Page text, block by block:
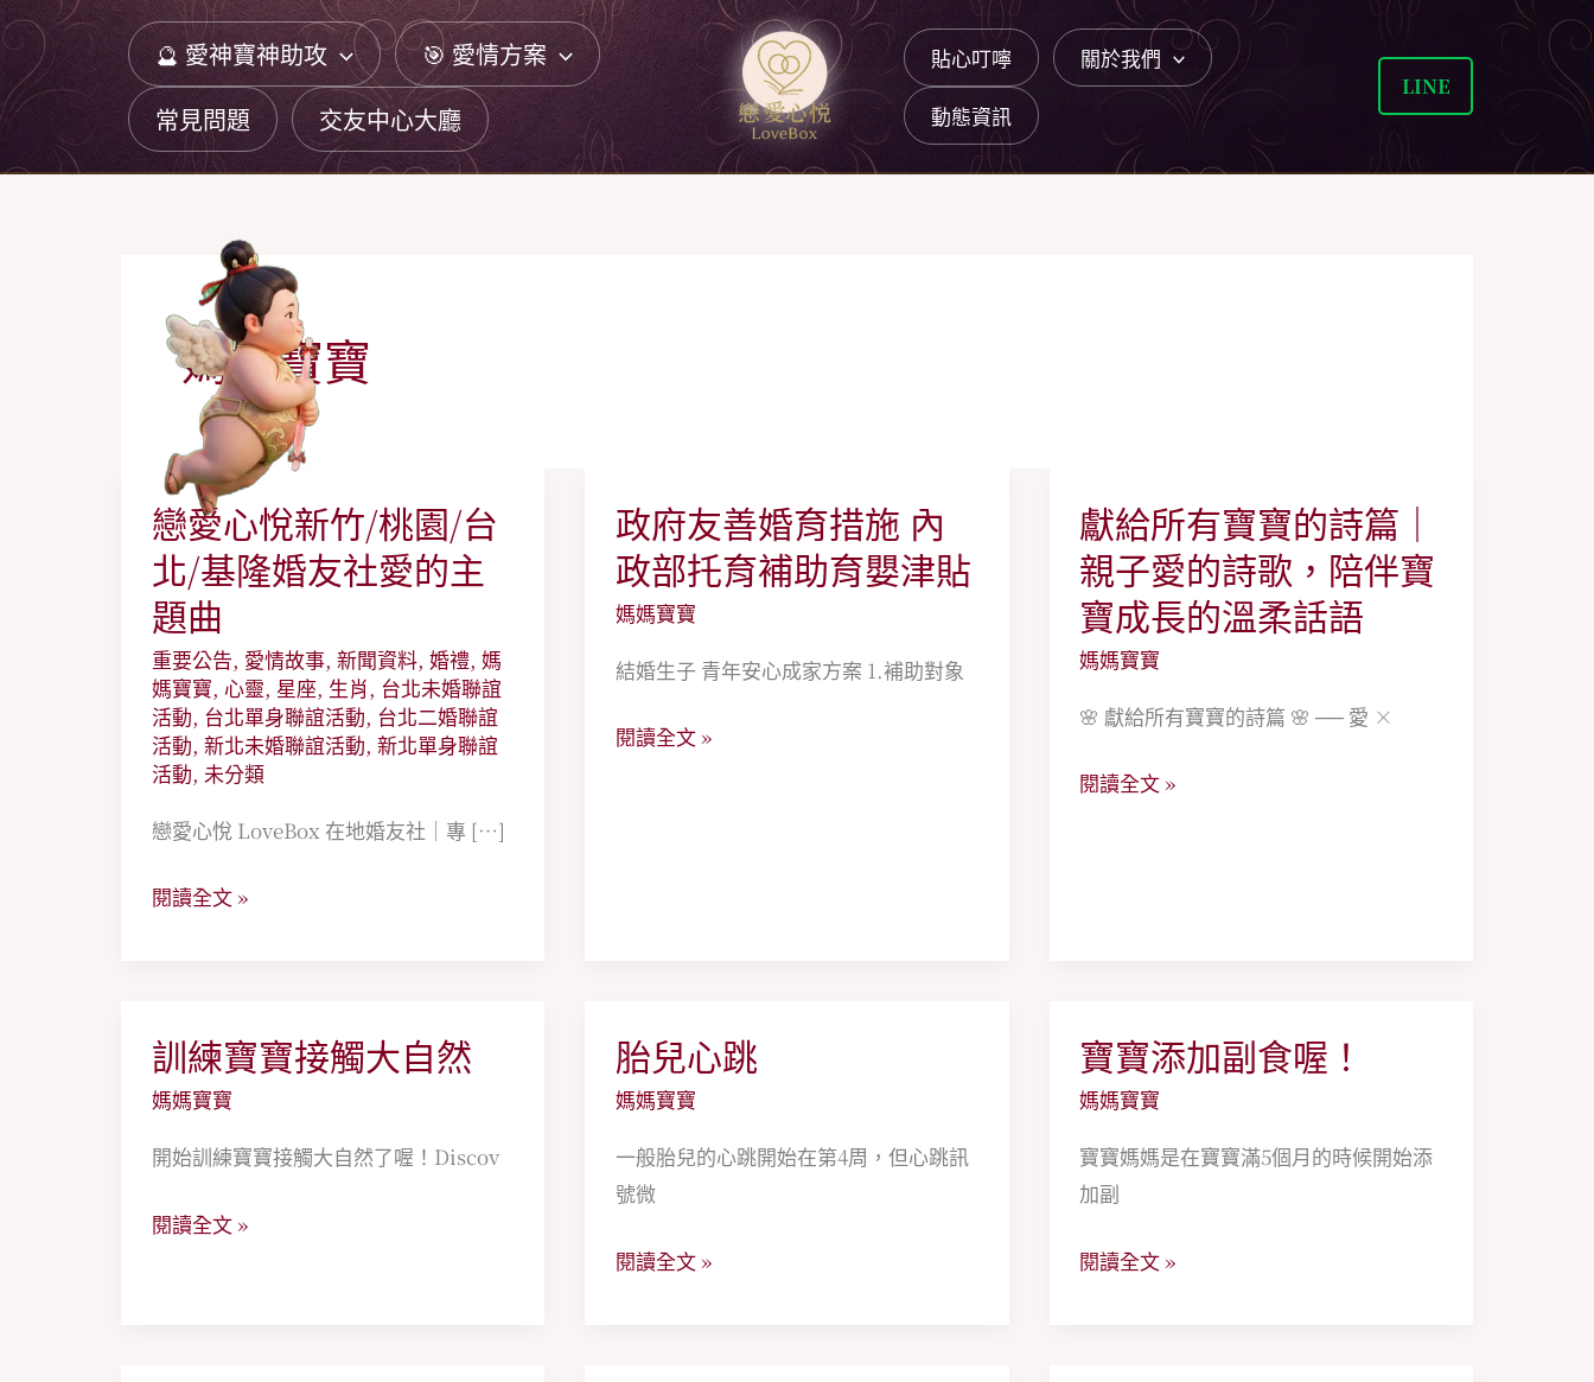
跳
至
主
要
內
🔮 愛神寶神助攻
🎯 愛情方案
常見問題
交友中心大廳
貼心叮嚀
關於我們
動態資訊
LINE
媽媽寶寶
戀愛心悅新竹/桃園/台
北/基隆婚友社愛的主
題曲
重要公告, 愛情故事, 新聞資料, 婚禮, 媽
媽寶寶, 心靈, 星座, 生肖, 台北未婚聯誼
活動, 台北單身聯誼活動, 台北二婚聯誼
活動, 新北未婚聯誼活動, 新北單身聯誼
活動, 未分類
戀愛心悅 LoveBox 在地婚友社｜專 […]
戀
愛
心
悅
新
竹/
桃
園/
北/
基
愛
的
主
曲
閱讀全文 »
政府友善婚育措施 內
政部托育補助育嬰津貼
媽媽寶寶
結婚生子 青年安心成家方案 1.補助對象
政
府
友
善
婚
措
育
嬰
貼
閱讀全文 »
獻給所有寶寶的詩篇｜
親子愛的詩歌，陪伴寶
寶成長的溫柔話語
媽媽寶寶
🌸 獻給所有寶寶的詩篇 🌸 ── 愛 ×
獻
給
所
有
寶
詩
歌，
陪
伴
寶
成
閱讀全文 »
訓練寶寶接觸大自然
媽媽寶寶
開始訓練寶寶接觸大自然了喔！Discov
訓
練
寶
觸
閱讀全文 »
胎兒心跳
媽媽寶寶
一般胎兒的心跳開始在第4周，但心跳訊
號微
胎
兒
跳
閱讀全文 »
寶寶添加副食喔！
媽媽寶寶
寶寶媽媽是在寶寶滿5個月的時候開始添
加副
寶
寶
加
副
喔！
閱讀全文 »